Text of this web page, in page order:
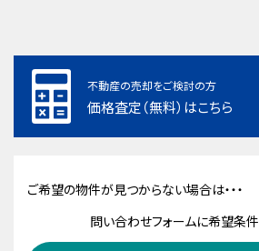
不動産の売却をご検討の方
価格査定（無料）はこちら
ご希望の物件が見つからない場合は・・・
問い合わせフォームに希望条